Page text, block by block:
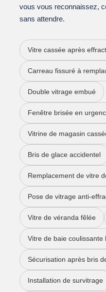
vous vous reconnaissez,
sans attendre.
Vitre cassée après
Carreau fissuré à
Double vitrage embué
Fenêtre brisée en
Vitrine de magasin
Bris de glace accidentel
Remplacement de vitre
Pose de vitrage anti-
Vitre de véranda fêlée
Vitre de baie coulissante
Sécurisation après bris
Installation de survitrage